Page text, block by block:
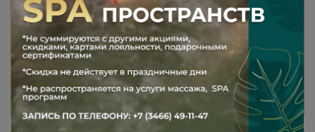
90 минут
7500 ₽
В КОРЗИНУ